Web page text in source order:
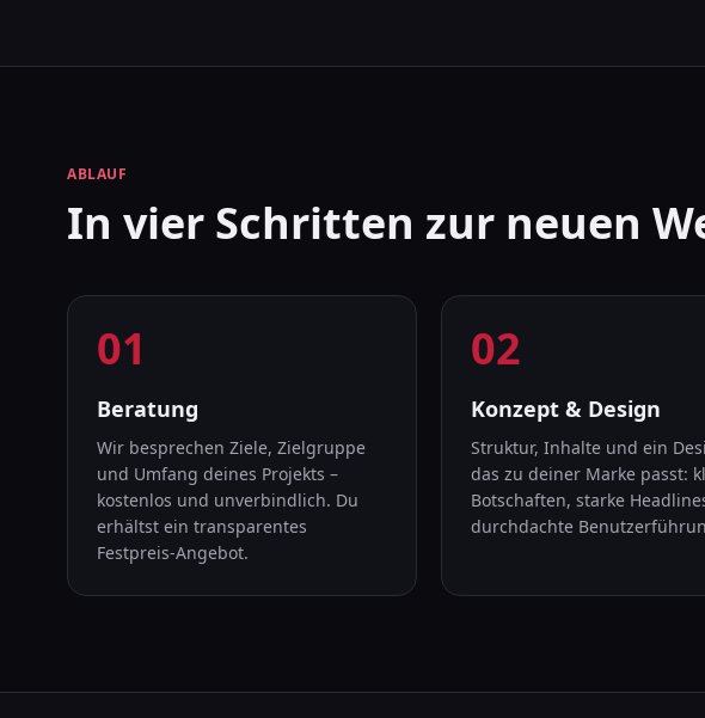
ABLAUF
In vier Schritten zur neuen
01
Schritt1:
Beratung
Wir besprechen Ziele, Zielgruppe
und Umfang deines Projekts –
kostenlos und unverbindlich. Du
erhältst ein transparentes
Festpreis-Angebot.
02
Schritt2
Konzept & Design
Struktur, Inhalte und ein
das zu deiner Marke passt:
Botschaften, starke
durchdachte